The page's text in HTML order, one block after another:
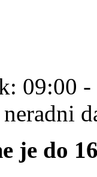
09:00
je do